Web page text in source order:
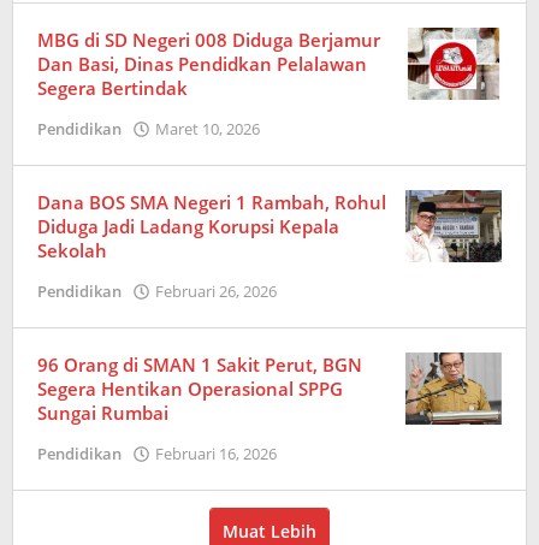
MBG di SD Negeri 008 Diduga Berjamur
Dan Basi, Dinas Pendidkan Pelalawan
Segera Bertindak
Pendidikan Maret 10, 2026
Dana BOS SMA Negeri 1 Rambah, Rohul
Diduga Jadi Ladang Korupsi Kepala
Sekolah
Pendidikan Februari 26, 2026
96 Orang di SMAN 1 Sakit Perut, BGN
Segera Hentikan Operasional SPPG
Sungai Rumbai
Pendidikan Februari 16, 2026
Muat Lebih